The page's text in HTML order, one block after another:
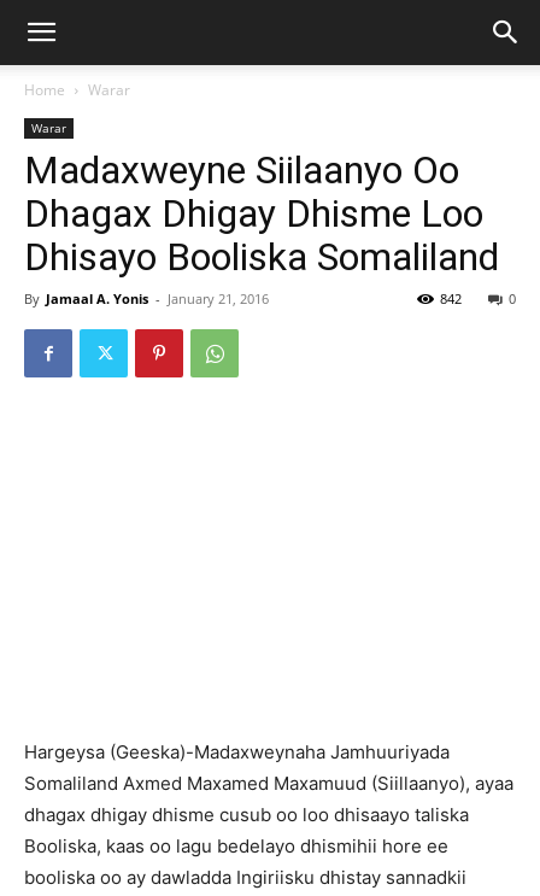
Home Warar
Warar
Madaxweyne Siilaanyo Oo
Dhagax Dhigay Dhisme Loo
Dhisayo Booliska Somaliland
By Jamaal A. Yonis - January 21, 2016 0
842
Hargeysa (Geeska)-Madaxweynaha Jamhuuriyada
Somaliland Axmed Maxamed Maxamuud (Siillaanyo), ayaa
dhagax dhigay dhisme cusub oo loo dhisaayo taliska
Booliska, kaas oo lagu bedelayo dhismihii hore ee
booliska oo ay dawladda Ingiriisku dhistay sannadkii